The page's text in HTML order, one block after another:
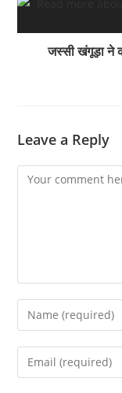
जस्सी खंगूड़ा ने
Leave a Reply